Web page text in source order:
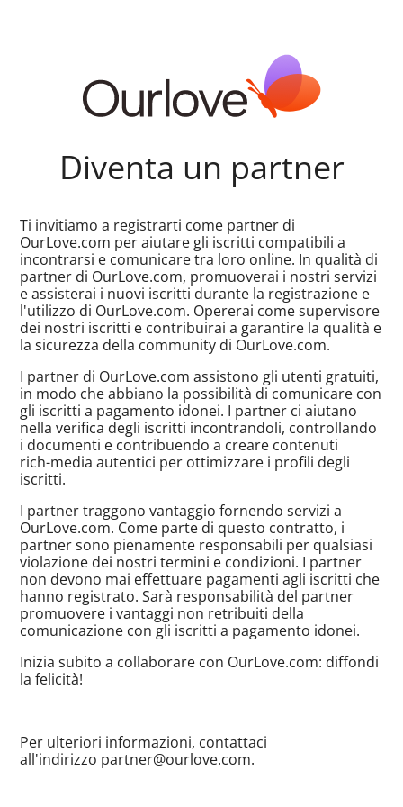
Diventa un partner
Ti invitiamo a registrarti come partner di
OurLove.com per aiutare gli iscritti compatibili a
incontrarsi e comunicare tra loro online. In qualità di
partner di OurLove.com, promuoverai i nostri servizi
e assisterai i nuovi iscritti durante la registrazione e
l'utilizzo di OurLove.com. Opererai come supervisore
dei nostri iscritti e contribuirai a garantire la qualità e
la sicurezza della community di OurLove.com.
I partner di OurLove.com assistono gli utenti gratuiti,
in modo che abbiano la possibilità di comunicare con
gli iscritti a pagamento idonei. I partner ci aiutano
nella verifica degli iscritti incontrandoli, controllando
i documenti e contribuendo a creare contenuti
rich-media autentici per ottimizzare i profili degli
iscritti.
I partner traggono vantaggio fornendo servizi a
OurLove.com. Come parte di questo contratto, i
partner sono pienamente responsabili per qualsiasi
violazione dei nostri termini e condizioni. I partner
non devono mai effettuare pagamenti agli iscritti che
hanno registrato. Sarà responsabilità del partner
promuovere i vantaggi non retribuiti della
comunicazione con gli iscritti a pagamento idonei.
Inizia subito a collaborare con OurLove.com: diffondi
la felicità!
Per ulteriori informazioni, contattaci
all'indirizzo partner@ourlove.com.